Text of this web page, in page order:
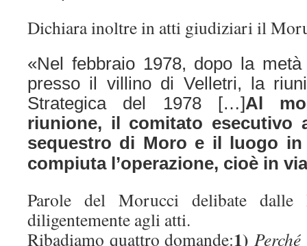
Dichiara inoltre in atti giudiziari il
«Nel febbraio 1978, dopo la
presso il villino di Velletri, la
Strategica del 1978 […]Al
riunione, il comitato esecutivo
sequestro di Moro e il luogo in
compiuta l’operazione, cioè in
Parole del Morucci delibate dalle
diligentemente agli atti.
Ribadiamo quattro domande:1)